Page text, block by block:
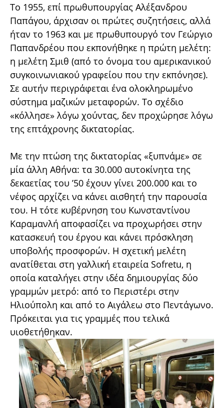
Το 1955, επί πρωθυπουργίας Αλέξανδρου
Παπάγου, άρχισαν οι πρώτες συζητήσεις, αλλά
ήταν το 1963 και με πρωθυπουργό τον Γεώργιο
Παπανδρέου που εκπονήθηκε η πρώτη μελέτη:
η μελέτη Σμιθ (από το όνομα του αμερικανικού
συγκοινωνιακού γραφείου που την εκπόνησε).
Σε αυτήν περιγράφεται ένα ολοκληρωμένο
σύστημα μαζικών μεταφορών. Το σχέδιο
«κόλλησε» λόγω χούντας, δεν προχώρησε λόγω
της επτάχρονης δικτατορίας.
Με την πτώση της δικτατορίας «ξυπνάμε» σε
μία άλλη Αθήνα: τα 30.000 αυτοκίνητα της
δεκαετίας του ’50 έχουν γίνει 200.000 και το
νέφος αρχίζει να κάνει αισθητή την παρουσία
του. Η τότε κυβέρνηση του Κωνσταντίνου
Καραμανλή αποφασίζει να προχωρήσει στην
κατασκευή του έργου και κάνει πρόσκληση
υποβολής προσφορών. Η σχετική μελέτη
ανατίθεται στη γαλλική εταιρεία Sofretu, η
οποία καταλήγει στην ιδέα δημιουργίας δύο
γραμμών μετρό: από το Περιστέρι στην
Ηλιούπολη και από το Αιγάλεω στο Πεντάγωνο.
Πρόκειται για τις γραμμές που τελικά
υιοθετήθηκαν.